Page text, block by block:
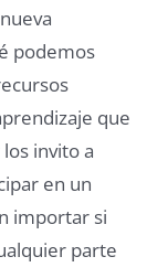
podemos
que
invito a
en un
importar si
parte